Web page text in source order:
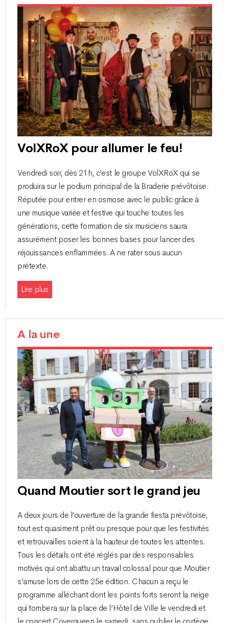
VolXRoX pour allumer le feu!
Vendredi soir, dès 21h, c’est le groupe VolXRoX qui se
produira sur le podium principal de la Braderie prévôtoise.
Réputée pour entrer en osmose avec le public grâce à
une musique variée et festive qui touche toutes les
générations, cette formation de six musiciens saura
assurément poser les bonnes bases pour lancer des
réjouissances enflammées. A ne rater sous aucun
prétexte.
Lire plus
A la une
Quand Moutier sort le grand jeu
A deux jours de l’ouverture de la grande fiesta prévôtoise,
tout est quasiment prêt ou presque pour que les festivités
et retrouvailles soient à la hauteur de toutes les attentes.
Tous les détails ont été réglés par des responsables
motivés qui ont abattu un travail colossal pour que Moutier
s’amuse lors de cette 25e édition. Chacun a reçu le
programme alléchant dont les points forts seront la neige
qui tombera sur la place de l’Hôtel de Ville le vendredi et